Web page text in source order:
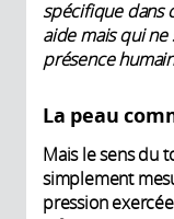
spécifique dans
aide mais qui
présence
La peau
Mais le sens du
simplement
pression